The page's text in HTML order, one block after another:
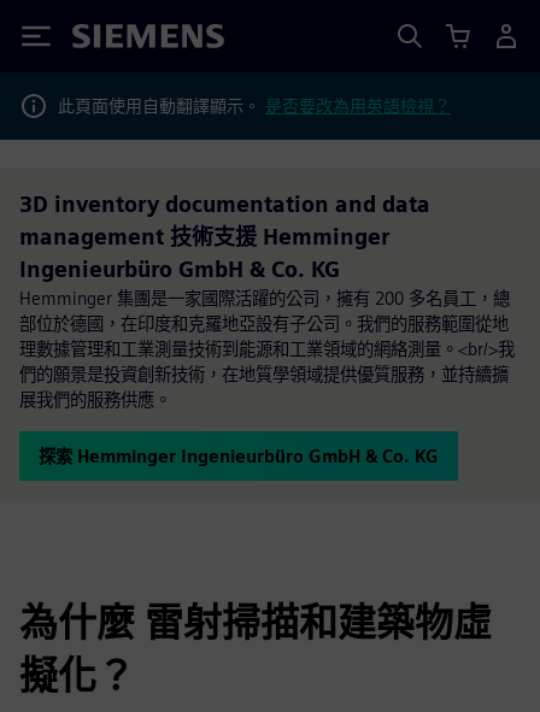
Siemens
此頁面使用自動翻譯顯示。 是否要改為用英語檢視？
3D inventory documentation and data
management 技術支援 Hemminger
Ingenieurbüro GmbH & Co. KG
Hemminger 集團是一家國際活躍的公司，擁有 200 多名員工，總
部位於德國，在印度和克羅地亞設有子公司。我們的服務範圍從地
理數據管理和工業測量技術到能源和工業領域的網絡測量。<br/>我
們的願景是投資創新技術，在地質學領域提供優質服務，並持續擴
展我們的服務供應。
探索 Hemminger Ingenieurbüro GmbH & Co. KG
為什麼 雷射掃描和建築物虛
擬化？